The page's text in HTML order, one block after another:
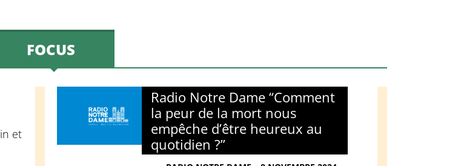
FOCUS
et
Radio Notre Dame “Comment
la peur de la mort nous
empêche d’être heureux au
quotidien ?”